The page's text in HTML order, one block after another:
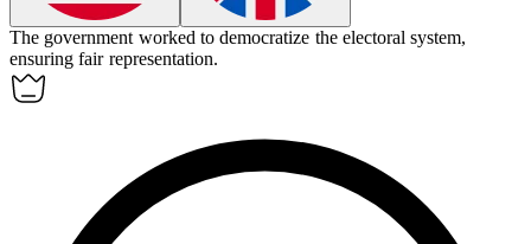
The government worked todemocratize the electoral system,
ensuring fair representation.